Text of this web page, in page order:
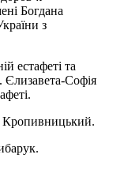
Богдана
з
естафеті та
Єлизавета-Софія
Кропивницький.